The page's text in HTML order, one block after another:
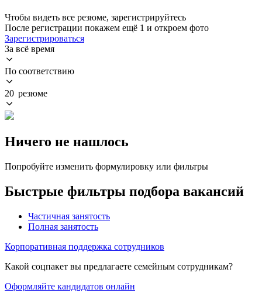
Чтобы видеть все резюме, зарегистрируйтесь
После регистрации покажем ещё 1 и откроем фото
Зарегистрироваться
За всё время
По соответствию
20 резюме
Ничего не нашлось
Попробуйте изменить формулировку или фильтры
Быстрые фильтры подбора вакансий
Частичная занятость
Полная занятость
Корпоративная поддержка сотрудников
Какой соцпакет вы предлагаете семейным сотрудникам?
Оформляйте кандидатов онлайн